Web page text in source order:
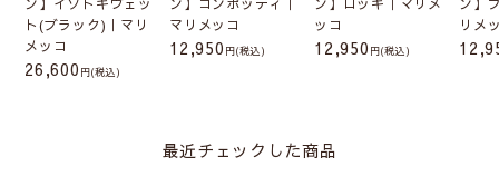
ン】イソトキヴェッ
ト(ブラック)｜マリ
メッコ
26,600 (税込)
ン】コンポッティ｜
マリメッコ
12,950 (税込)
ン】ロッキ｜マリメ
ッコ
12,950 (税込)
ン】
リメ
最近チェックした商品